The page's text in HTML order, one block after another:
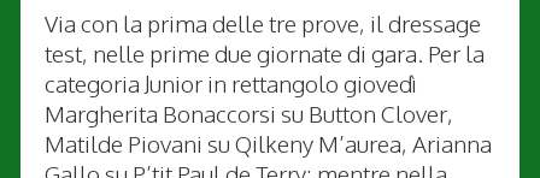
Via con la prima delle tre prove, il dressage
test, nelle prime due giornate di gara. Per la
categoria Junior in rettangolo giovedì
Margherita Bonaccorsi su Button Clover,
Matilde Piovani su Qilkeny M’aurea, Arianna